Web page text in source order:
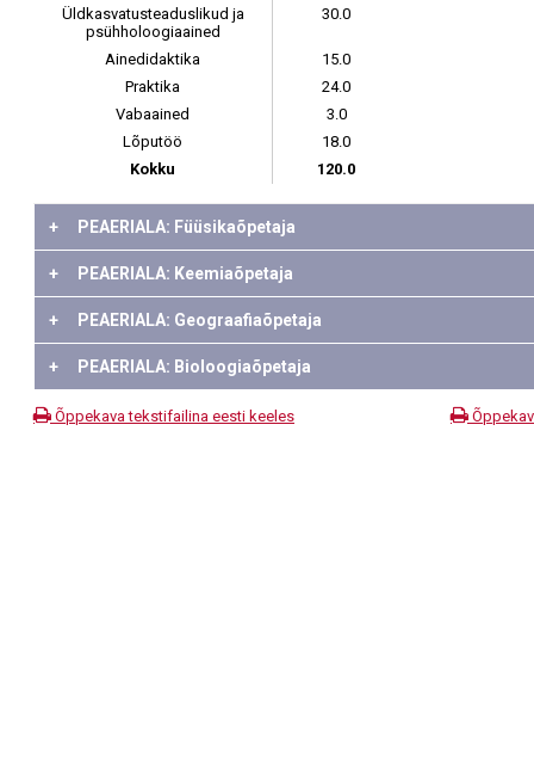
Üldkasvatusteaduslikud ja
psühholoogiaained
30.0
Ainedidaktika
15.0
Praktika
24.0
Vabaained
3.0
Lõputöö
18.0
Kokku
120.0
+ PEAERIALA: Füüsikaõpetaja
+ PEAERIALA: Keemiaõpetaja
+ PEAERIALA: Geograafiaõpetaja
+ PEAERIALA: Bioloogiaõpetaja
Õppekava tekstifailina eesti keeles